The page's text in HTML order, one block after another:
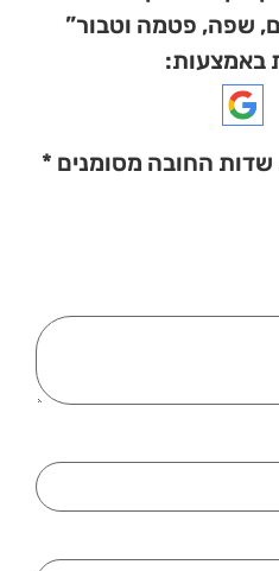
שפה, פטמה וטבור”
באמצעות:
שדות החובה מסומנים *